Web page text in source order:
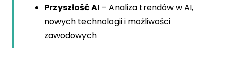
Przyszłość AI – Analiza trendów w AI,
nowych technologii i możliwości
zawodowych